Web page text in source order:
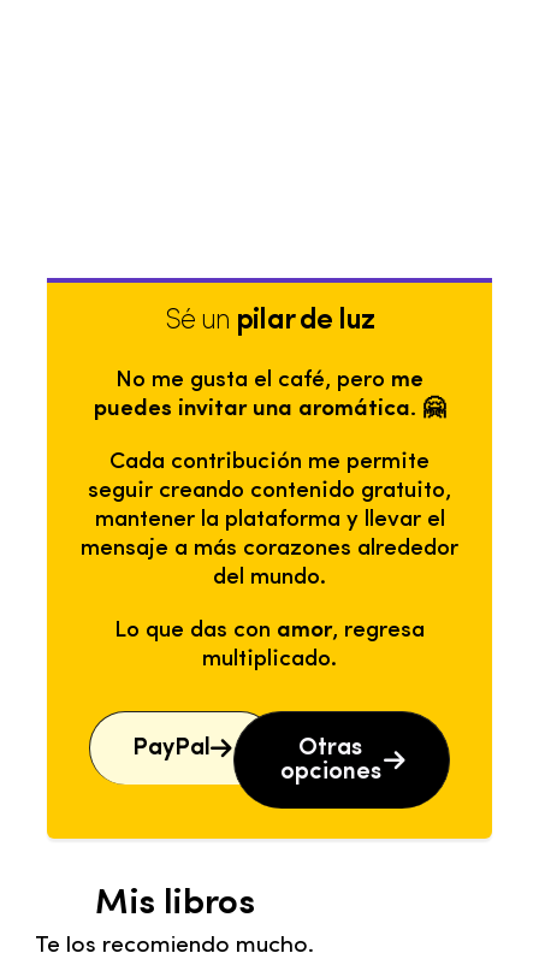
Sé un pilar de luz
No me gusta el café, pero me
puedes invitar una aromática. 🤗
Cada contribución me permite
seguir creando contenido gratuito,
mantener la plataforma y llevar el
mensaje a más corazones alrededor
del mundo.
Lo que das con amor, regresa
multiplicado.
PayPal
Otras
opciones
Mis libros
Te los recomiendo mucho.